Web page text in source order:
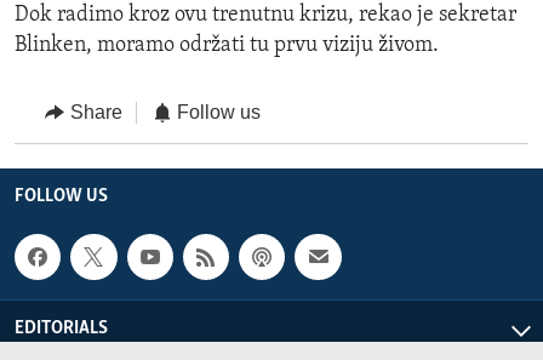
Dok radimo kroz ovu trenutnu krizu, rekao je sekretar
Blinken, moramo održati tu prvu viziju živom.
Share Follow us
FOLLOW US
EDITORIALS